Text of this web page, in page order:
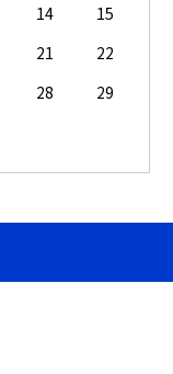
14
15
21
22
28
29